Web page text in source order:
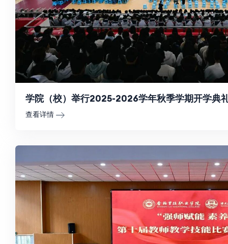
学院（校）举行2025-2026学年秋季学期开学典
查看详情